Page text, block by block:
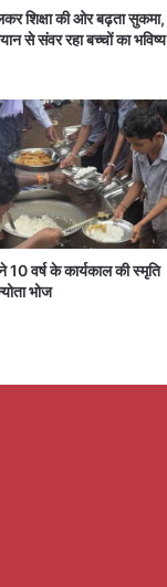
शिक्षा की ओर बढ़ता सुकमा,
से संवर रहा बच्चों का भविष्य
10 वर्ष के कार्यकाल की स्मृति
भोज